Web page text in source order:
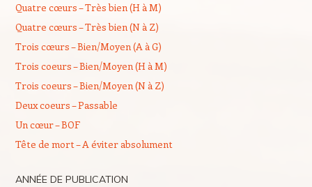
Quatre cœurs – Très bien (H à M)
Quatre cœurs – Très bien (N à Z)
Trois cœurs – Bien/Moyen (A à G)
Trois coeurs – Bien/Moyen (H à M)
Trois coeurs – Bien/Moyen (N à Z)
Deux coeurs – Passable
Un cœur – BOF
Tête de mort – A éviter absolument
ANNÉE DE PUBLICATION